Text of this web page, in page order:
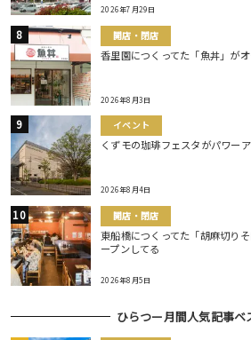
2026年7月29日
開店・閉店
香里園につくってた「魚丼」が
2026年8月3日
イベント
くずモの珈琲フェスタがパワー
2026年8月4日
開店・閉店
東船橋につくってた「胡麻切り
ープンしてる
2026年8月5日
ひらつー月間人気記事ベ